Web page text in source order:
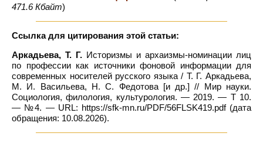
471.6 Кбайт)
Ссылка для цитирования этой статьи:
Аркадьева, Т. Г. Историзмы и архаизмы-номинации лиц
по профессии как источники фоновой информации для
современных носителей русского языка / Т. Г. Аркадьева,
М. И. Васильева, Н. С. Федотова [и др.] // Мир науки.
Социология, филология, культурология. — 2019. — Т 10.
— №4. — URL: https://sfk-mn.ru/PDF/56FLSK419.pdf (дата
обращения: 10.08.2026).